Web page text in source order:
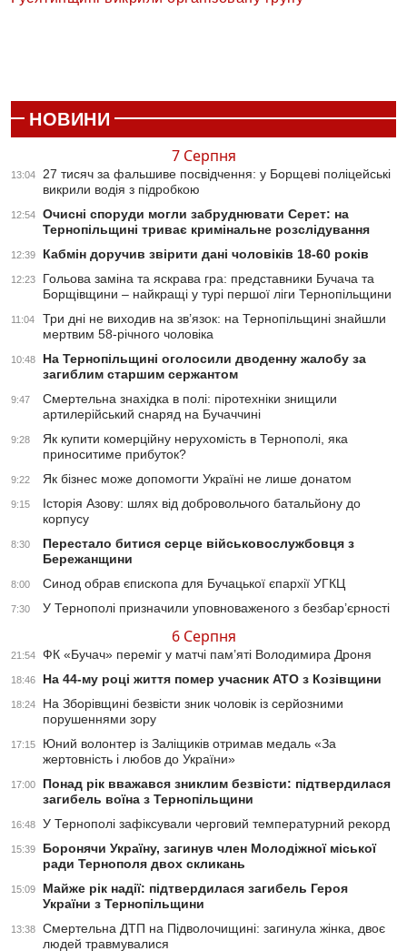
НОВИНИ
7 Серпня
13:04
27 тисяч за фальшиве посвідчення: у Борщеві поліцейські
викрили водія з підробкою
12:54
Очисні споруди могли забруднювати Серет: на
Тернопільщині триває кримінальне розслідування
12:39 Кабмін доручив звірити дані чоловіків 18-60 років
12:23
Гольова заміна та яскрава гра: представники Бучача та
Борщівщини – найкращі у турі першої ліги Тернопільщини
11:04
Три дні не виходив на зв’язок: на Тернопільщині знайшли
мертвим 58-річного чоловіка
10:48
На Тернопільщині оголосили дводенну жалобу за
загиблим старшим сержантом
9:47
Смертельна знахідка в полі: піротехніки знищили
артилерійський снаряд на Бучаччині
9:28
Як купити комерційну нерухомість в Тернополі, яка
приноситиме прибуток?
9:22 Як бізнес може допомогти Україні не лише донатом
9:15
Історія Азову: шлях від добровольчого батальйону до
корпусу
8:30
Перестало битися серце військовослужбовця з
Бережанщини
8:00 Синод обрав єпископа для Бучацької єпархії УГКЦ
7:30 У Тернополі призначили уповноваженого з безбар’єрності
6 Серпня
21:54 ФК «Бучач» переміг у матчі пам’яті Володимира Дроня
18:46 На 44-му році життя помер учасник АТО з Козівщини
18:24
На Зборівщині безвісти зник чоловік із серйозними
порушеннями зору
17:15
Юний волонтер із Заліщиків отримав медаль «За
жертовність і любов до України»
17:00
Понад рік вважався зниклим безвісти: підтвердилася
загибель воїна з Тернопільщини
16:48 У Тернополі зафіксували черговий температурний рекорд
15:39
Боронячи Україну, загинув член Молодіжної міської
ради Тернополя двох скликань
15:09
Майже рік надії: підтвердилася загибель Героя
України з Тернопільщини
13:38
Смертельна ДТП на Підволочищині: загинула жінка, двоє
людей травмувалися